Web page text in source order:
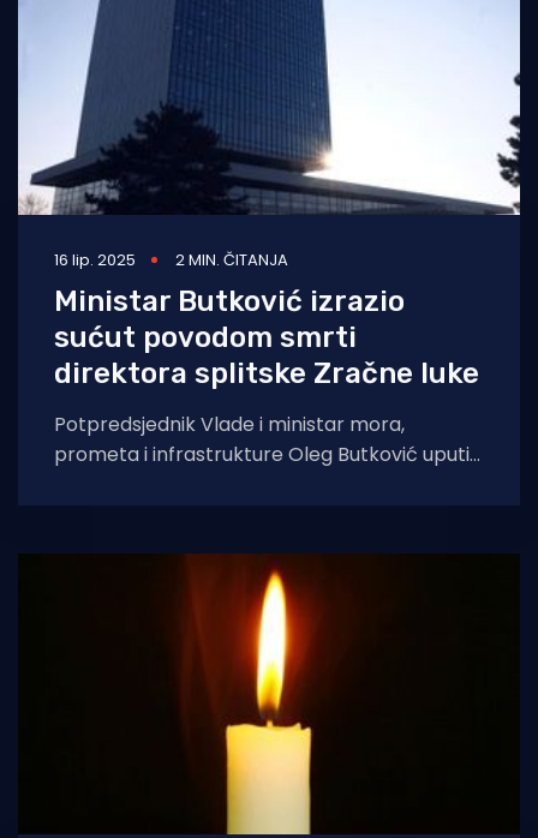
16 lip. 2025 2 MIN. ČITANJA
Ministar Butković izrazio
sućut povodom smrti
direktora splitske Zračne luke
Potpredsjednik Vlade i ministar mora,
prometa i infrastrukture Oleg Butković uputio
direktora